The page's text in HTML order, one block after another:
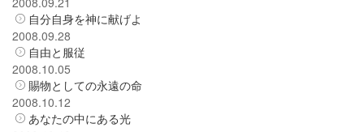
自分自身を神に献げよ
2008.09.28
自由と服従
2008.10.05
賜物としての永遠の命
2008.10.12
あなたの中にある光